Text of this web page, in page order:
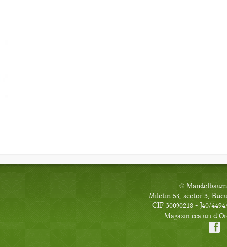
©
Miletin 58, sector 3,
CIF 30090218 - J40/
Magazin ceaiuri